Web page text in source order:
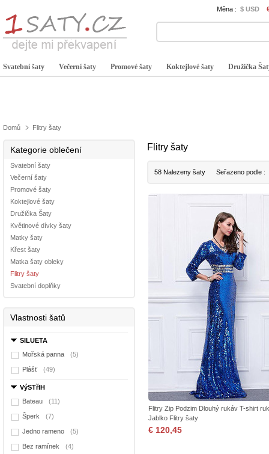
Měna : $ USD
Svatební šaty Večerní šaty Promové šaty Koktejlové šaty Družička
Domů Flitry šaty
Kategorie oblečení
Svatební šaty
Večerní šaty
Promové šaty
Koktejlové šaty
Družička Šaty
Květinové dívky šaty
Matky šaty
Křest šaty
Matka šaty obleky
Flitry šaty
Svatební doplňky
Vlastnosti šatů
SILUETA
Mořská panna
(5)
Plášť (49)
VýSTřIH
Bateau
(11)
Šperk (7)
Jedno rameno (5)
Bez ramínek (4)
Flitry šaty
58 Nalezeny šaty Seřazeno podle :
Flitry Zip Podzim Dlouhý rukáv T-shirt
Jablko Flitry šaty
€ 120,45